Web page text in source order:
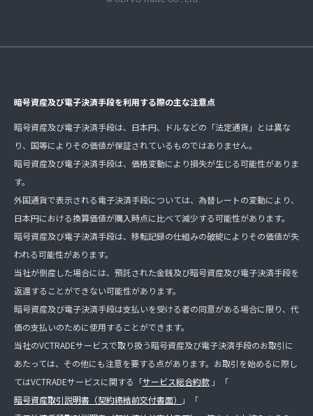
暗号資産及び電子決済手段を利用する際の主な注意点
暗号資産及び電子決済手段は、日本円、ドルなどの「法定通貨」とは異な
り、国等によりその価値が保証されているものではありません。
暗号資産及び電子決済手段は、価格変動により損失が生じる可能性がありま
す。
外国通貨で表示される電子決済手段については、為替レートの変動により、
日本円における換算価値が購入時点に比べて減少する可能性があります。
暗号資産及び電子決済手段は、移転記録の仕組みの破綻によりその価値が失
われる可能性があります。
当社が倒産した場合には、預託された金銭及び暗号資産及び電子決済手段を
返還することができない可能性があります。
暗号資産及び電子決済手段は支払いを受ける者の同意がある場合に限り、代
価の支払いのために使用することができます。
当社のVCTRADEサービスで取り扱う暗号資産及び電子決済手段のお取引に
あたっては、その他にも注意を要する点があります。お取引を始めるに際し
てはVCTRADEサービスに関する「サービス総合約款 」「
暗号資産取引説明書（契約締結前交付書面）
」「